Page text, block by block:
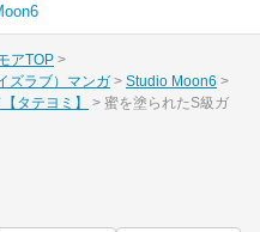
アTOP
ズラブ）マンガ
Studio Moon6
タテヨミ】
蜜を塗られたS級ガ